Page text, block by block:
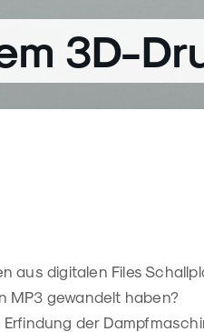
3D-
aus digitalen Files
MP3 gewandelt haben?
der